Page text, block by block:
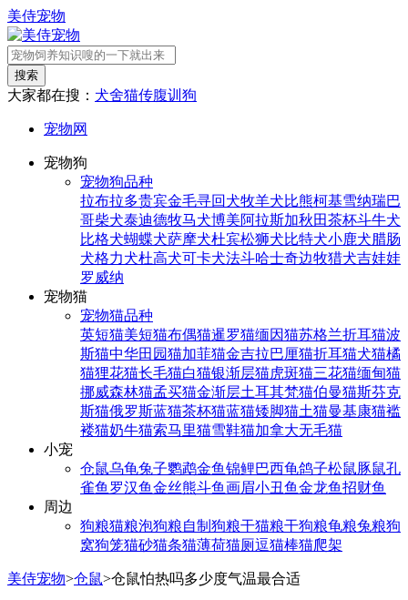
美侍宠物
搜索
大家都在搜： 犬舍猫传腹训狗
宠物网
宠物狗
宠物狗品种
拉布拉多贵宾金毛寻回犬牧羊犬比熊柯基雪纳瑞巴
哥柴犬泰迪德牧马犬博美阿拉斯加秋田茶杯斗牛犬
比格犬蝴蝶犬萨摩犬杜宾松狮犬比特犬小鹿犬腊肠
犬格力犬杜高犬可卡犬法斗哈士奇边牧猎犬吉娃娃
罗威纳
宠物猫
宠物猫品种
英短猫美短猫布偶猫暹罗猫缅因猫苏格兰折耳猫波
斯猫中华田园猫加菲猫金吉拉巴厘猫折耳猫犬猫橘
猫狸花猫长毛猫白猫银渐层猫虎斑猫三花猫缅甸猫
挪威森林猫孟买猫金渐层土耳其梵猫伯曼猫斯芬克
斯猫俄罗斯蓝猫茶杯猫蓝猫矮脚猫土猫曼基康猫褴
褛猫奶牛猫索马里猫雪鞋猫加拿大无毛猫
小宠
仓鼠乌龟兔子鹦鹉金鱼锦鲤巴西龟鸽子松鼠豚鼠孔
雀鱼 罗汉鱼金丝熊斗鱼画眉小丑鱼金龙鱼招财鱼
周边
狗粮猫粮泡狗粮自制狗粮干猫粮干狗粮龟粮兔粮狗
窝狗笼猫砂猫条猫薄荷猫厕逗猫棒猫爬架
美侍宠物>仓鼠>仓鼠怕热吗多少度气温最合适